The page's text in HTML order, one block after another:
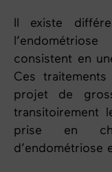
Il existe
l’endométriose
consistent en
Ces
projet de
transitoirement
prise en
d’endométriose